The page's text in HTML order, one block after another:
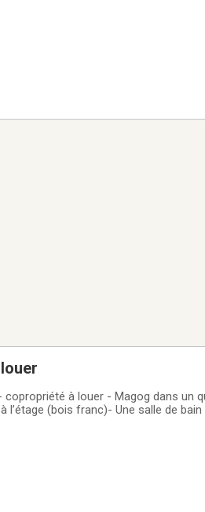
(bois franc)- Une salle de bain